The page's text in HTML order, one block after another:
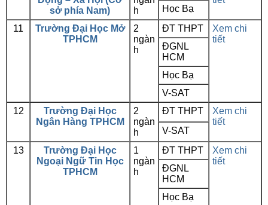
sở phía Nam)
h
Học Bạ
11
Trường Đại Học Mở
TPHCM
2
ngàn
h
ĐT THPT
Xem chi
tiết
ĐGNL
HCM
Học Bạ
V-SAT
12
Trường Đại Học
Ngân Hàng TPHCM
2
ngàn
h
ĐT THPT
Xem chi
tiết
V-SAT
13
Trường Đại Học
Ngoại Ngữ Tin Học
TPHCM
1
ngàn
h
ĐT THPT
Xem chi
tiết
ĐGNL
HCM
Học Bạ